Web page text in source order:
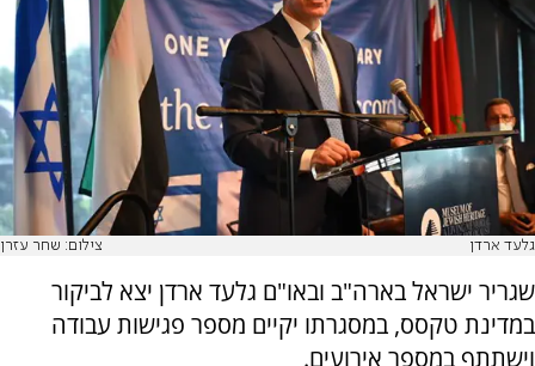
גלעד ארדן צילום: שחר עזרן
שגריר ישראל בארה"ב ובאו"ם גלעד ארדן יצא לביקור
במדינת טקסס, במסגרתו יקיים מספר פגישות עבודה
וישתתף במספר אירועים.